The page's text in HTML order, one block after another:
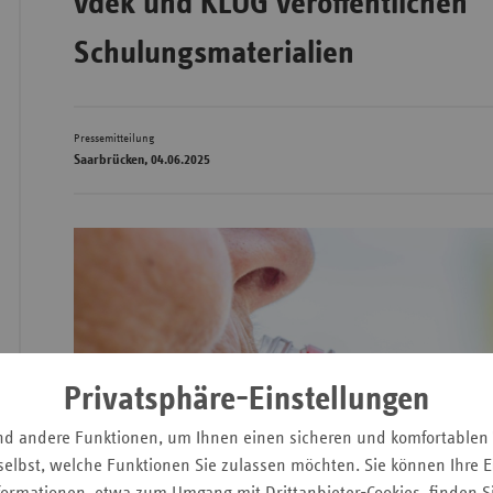
Privatsphäre-Einstellungen
andere Funktionen, um Ihnen einen sicheren und
welche Funktionen Sie zulassen möchten. Sie können Ihre
Schulungsmaterialien
Pressemitteilung
Saarbrücken, 04.06.2025